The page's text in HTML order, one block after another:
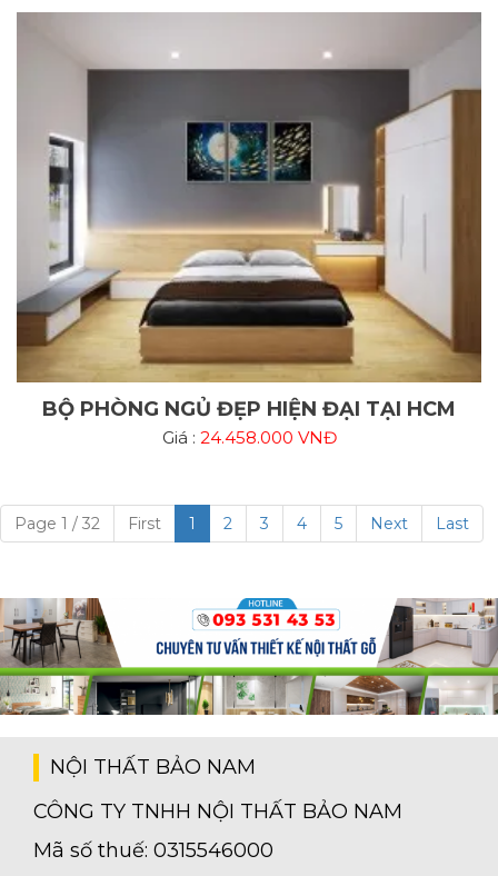
BỘ PHÒNG NGỦ ĐẸP HIỆN ĐẠI TẠI HCM
Giá : 24.458.000 VNĐ
Page 1 / 32 First 1 2 3 4 5 Next Last
NỘI THẤT BẢO NAM
CÔNG TY TNHH NỘI THẤT BẢO NAM
Mã số thuế: 0315546000